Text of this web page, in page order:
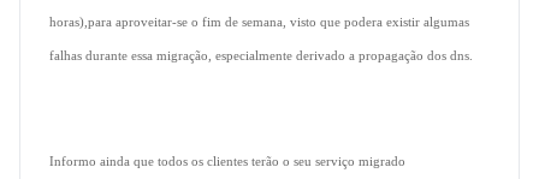
horas),para aproveitar-se o fim de semana, visto que podera existir algumas
falhas durante essa migração, especialmente derivado a propagação dos dns.
Informo ainda que todos os clientes terão o seu serviço migrado